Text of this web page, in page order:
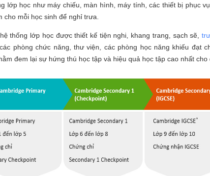
lớp học như máy chiếu, màn hình, máy tính, các thiết bị phục
cho mỗi học sinh để nghỉ trưa.
thống lớp học được thiết kế tiện nghi, khang trang, sạch sẽ,
phòng chức năng, thư viện, các phòng học năng khiếu đạt
đem lại sự hứng thú học tập và hiệu quả học tập cao nhất cho